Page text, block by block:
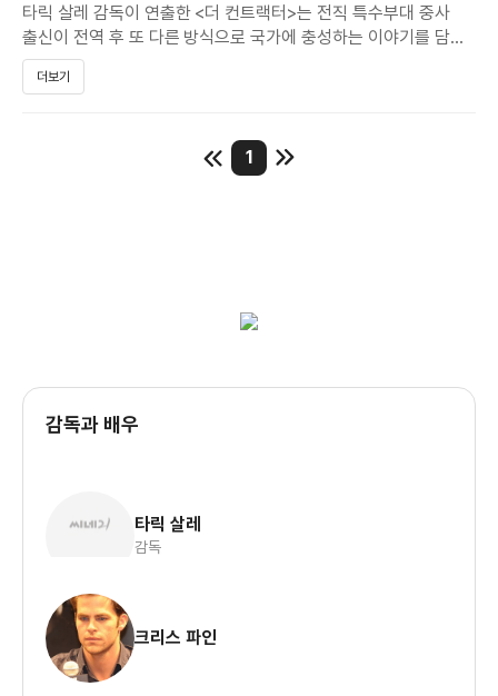
타릭 살레 감독이 연출한 <더 컨트랙터>는 전직 특수부대 중사
출신이 전역 후 또 다른 방식으로 국가에 충성하는 이야기를 담고
있는 작품입니다.
버티고 있습니다. 부대에 새로운 상관이 부임하면서 이를 문제
애국심을 어릴 때부터 강요받고 살았습니다. 특히나 아버지는
아들이 10살 남짓한 나이에 어깨 문신을 생일 선물로 해주는데
처사를 감내하는 인물이 되어버립니다.
이 모든 것이 쏟아져 나옵니다. 그리고 그 액션 장면의 밀도가
상당히 좋고 집중을 가져다줍니다. 이를 연기하는 크리스 파인의
연기도 나쁘지 않고요. 또 다른 느낌의 액션 영화라 볼 만 했던 것
같습니다.
더보기
1
감독과 배우
타릭 살레
감독
크리스 파인